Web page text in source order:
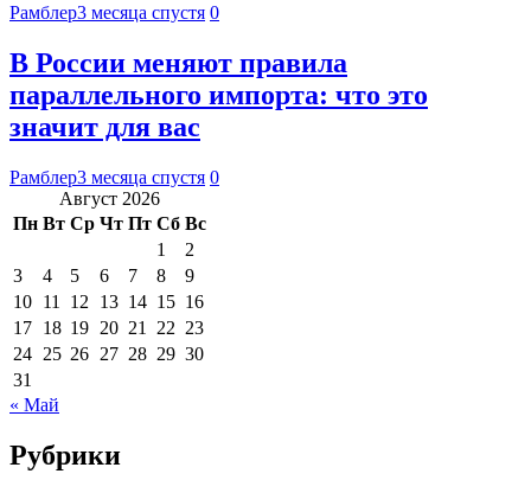
Рамблер3 месяца спустя 0
В России меняют правила
параллельного импорта: что это
значит для вас
Рамблер3 месяца спустя 0
Август 2026
Пн Вт Ср Чт Пт Сб Вс
1
2
3
4 5 6 7 8
9
10 11 12 13 14 15 16
17 18 19 20 21 22 23
24 25 26 27 28 29 30
31
« Май
Рубрики